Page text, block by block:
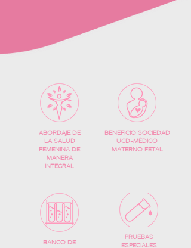
ABORDAJE DE
LA SALUD
FEMENINA DE
MANERA
INTEGRAL
PRUEBAS
ESPECIALES
BENEFICIO SOCIEDAD
UCD-MÉDICO
MATERNO FETAL
BANCO DE